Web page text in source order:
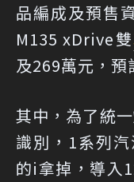
品編成及預售
M135 xDrive雙
及269萬元，預
其中，為了統
識別，1系列
的i拿掉，導入